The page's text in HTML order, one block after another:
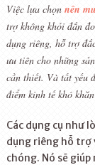
Việc lựa chọn nên
trợ không khỏi đắn
dụng riêng, hỗ trợ
ưu tiên cho những
cần thiết. Và tất yếu
điểm kinh tế khó
Các dụng cụ như
dụng riêng hỗ trợ
chóng. Nó sẽ